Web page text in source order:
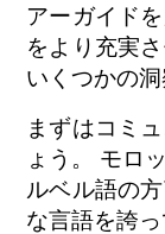
アーガイド
をより充実
いくつかの
まずはコミ
ょう。 モロ
ルベル語の
な言語を誇